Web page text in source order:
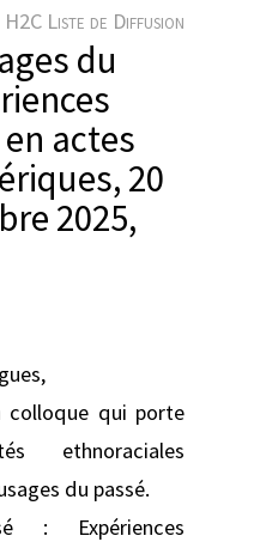
H2C Liste de Diffusion
du
actes
20
2025,
colloque qui porte
ethnoraciales
du passé.
: Expériences